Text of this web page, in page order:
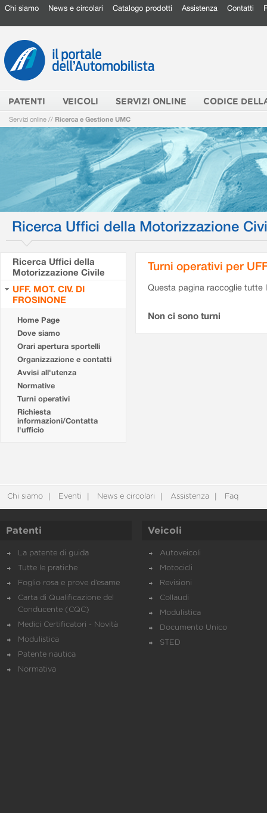
Chi siamo News e circolari Catalogo prodotti Assistenza Contatti
PATENTI VEICOLI SERVIZI ONLINE CODICE
Servizi online // Ricerca e Gestione UMC
Ricerca Uffici della Motorizzazione
Ricerca Uffici della
Motorizzazione Civile
UFF. MOT. CIV. DI
FROSINONE
Home Page
Dove siamo
Orari apertura sportelli
Organizzazione e contatti
Avvisi all'utenza
Normative
Turni operativi
Richiesta
informazioni/Contatta
l'ufficio
Turni operativi per
Questa pagina raccoglie tutte
Non ci sono turni
Chi siamo Eventi News e circolari Assistenza Faq
Patenti
La patente di guida
Tutte le pratiche
Foglio rosa e prove d’esame
Carta di Qualificazione del
Conducente (CQC)
Medici Certificatori - Novità
Modulistica
Patente nautica
Normativa
Veicoli
Autoveicoli
Motocicli
Revisioni
Collaudi
Modulistica
Documento Unico
STED